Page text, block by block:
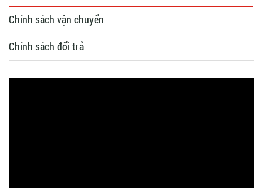
Chính sách vận chuyển
Chính sách đổi trả